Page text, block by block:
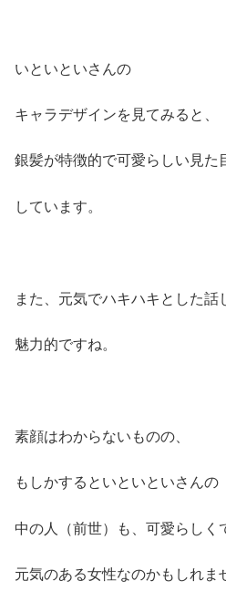
いといといさんの
キャラデザインを見てみると、
銀髪が特徴的で可愛らしい見た
しています。
また、元気でハキハキとした話
魅力的ですね。
素顔はわからないものの、
もしかするといといといさんの
中の人（前世）も、可愛らしく
元気のある女性なのかもしれま